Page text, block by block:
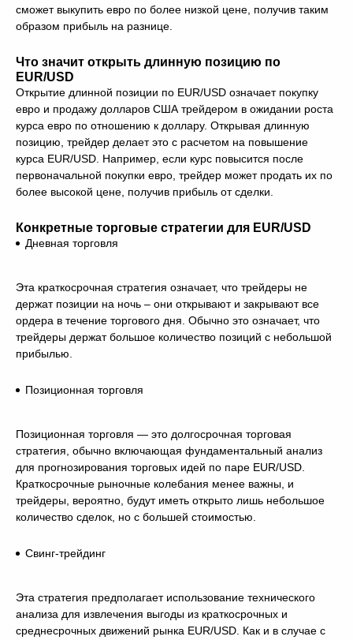
сможет выкупить евро по более низкой цене, получив таким
образом прибыль на разнице.
Что значит открыть длинную позицию по
EUR/USD
Открытие длинной позиции по EUR/USD означает покупку
евро и продажу долларов США трейдером в ожидании роста
курса евро по отношению к доллару. Открывая длинную
позицию, трейдер делает это с расчетом на повышение
курса EUR/USD. Например, если курс повысится после
первоначальной покупки евро, трейдер может продать их по
более высокой цене, получив прибыль от сделки.
Конкретные торговые стратегии для EUR/USD
Дневная торговля
Эта краткосрочная стратегия означает, что трейдеры не
держат позиции на ночь – они открывают и закрывают все
ордера в течение торгового дня. Обычно это означает, что
трейдеры держат большое количество позиций с небольшой
прибылью.
Позиционная торговля
Позиционная торговля — это долгосрочная торговая
стратегия, обычно включающая фундаментальный анализ
для прогнозирования торговых идей по паре EUR/USD.
Краткосрочные рыночные колебания менее важны, и
трейдеры, вероятно, будут иметь открыто лишь небольшое
количество сделок, но с большей стоимостью.
Свинг-трейдинг
Эта стратегия предполагает использование технического
анализа для извлечения выгоды из краткосрочных и
среднесрочных движений рынка EUR/USD. Как и в случае с